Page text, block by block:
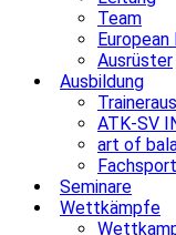
Team
Ausrüster
Ausbildung
ATK-SV
art of
Seminare
Wettkämpfe